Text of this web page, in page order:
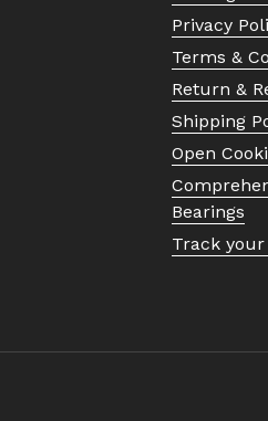
Privacy
Terms &
Return &
Shipping
Open
Bearings
Track your